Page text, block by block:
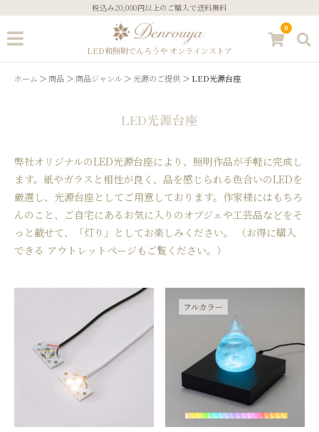
税込み20,000円以上のご購入で送料無料
LED和照明でんろうや オンラインストア
ログイン 新規会員登録
ストーリーズ こだわりについて
ギフトサービス あかりのコラム
商品カテゴリー
価格帯から探す
照明のタイプから探す
0
ホーム 商品 商品ジャンル 光源のご提供 LED光源台座
LED光源台座
弊社オリジナルのLED光源台座により、照明作品が手軽に完成し
ます。紙やガラスと相性が良く、品を感じられる色合いのLEDを
厳選し、光源台座としてご用意しております。作家様にはもちろ
んのこと、ご自宅にあるお気に入りのオブジェや工芸品などをそ
っと載せて、「灯り」としてお楽しみください。 （お得に購入
できる アウトレットページもご覧ください。）